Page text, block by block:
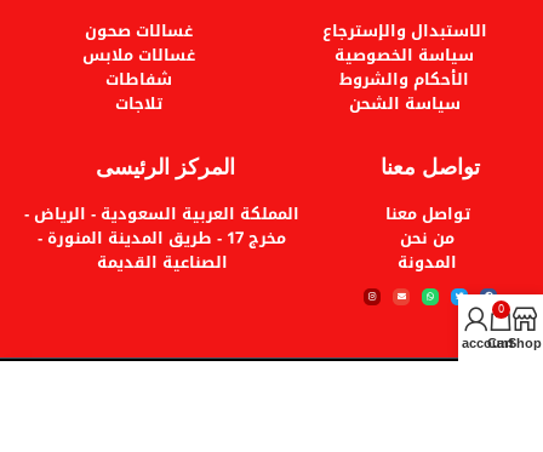
الاستبدال والإسترجاع
سياسة الخصوصية
الأحكام والشروط
سياسة الشحن
غسالات صحون
غسالات ملابس
شفاطات
تلاجات
تواصل معنا
تواصل معنا
من نحن
المدونة
المركز الرئيسى
المملكة العربية السعودية - الرياض -
مخرج 17 - طريق المدينة المنورة -
الصناعية القديمة
Shop
0
Cart
My account